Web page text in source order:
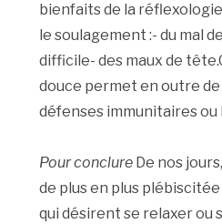
bienfaits de la
le soulagement :- du mal
difficile- des maux de
douce permet en outre
défenses immunitaires ou
Pour conclure De nos
de plus en plus
qui désirent se relaxer ou